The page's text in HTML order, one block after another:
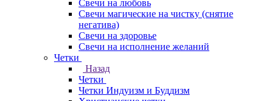
Свечи на любовь
Свечи магические на чистку (снятие
негатива)
Свечи на здоровье
Свечи на исполнение желаний
Четки
Назад
Четки
Четки Индуизм и Буддизм